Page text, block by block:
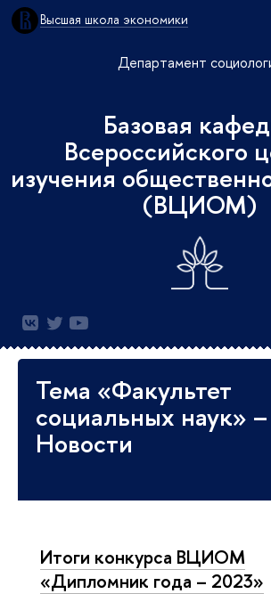
Высшая школа экономики
Департамент
Базовая
Всероссийского
изучения
(ВЦИОМ)
Тема «Факультет
социальных наук» –
Новости
Итоги конкурса ВЦИОМ
«Дипломник года – 2023»